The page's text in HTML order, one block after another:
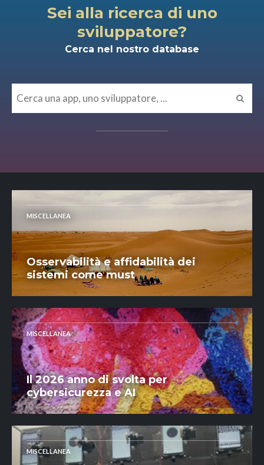
Sei alla ricerca di uno
sviluppatore?
Cerca nel nostro database
MISCELLANEA
Osservabilità e affidabilità dei
sistemi come must
MISCELLANEA
Il 2026 anno di svolta per
cybersicurezza e AI
MISCELLANEA